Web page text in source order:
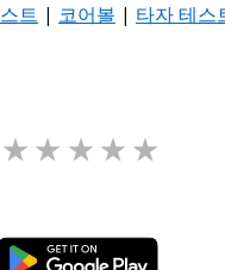
트 | 코어볼 | 타자 테스
★ ★ ★ ★ ★